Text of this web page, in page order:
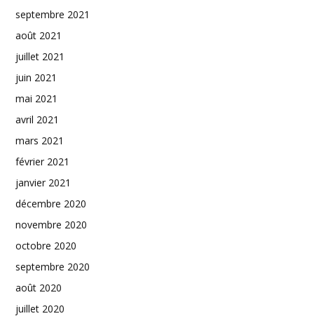
septembre 2021
août 2021
juillet 2021
juin 2021
mai 2021
avril 2021
mars 2021
février 2021
janvier 2021
décembre 2020
novembre 2020
octobre 2020
septembre 2020
août 2020
juillet 2020